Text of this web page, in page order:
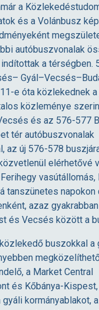
a
és a Volánbusz
autóbuszvonalak
a térségben.
e óta közlekednek a
közleménye
és az 576-577
tér autóbuszvonalak
az új 576-578
elérhetővé
vasútállomás,
tanszünetes napokon
azaz
és Vecsés között a
buszokkal a
a Market Central
és Kőbánya-
kormányablakot,